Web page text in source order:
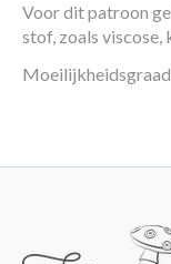
Voor dit patroon
stof, zoals viscose,